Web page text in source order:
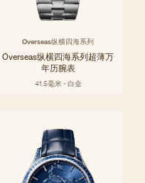
Overseas纵横四海系列
Overseas纵横四海系列超薄万
年历腕表
41.5毫米 - 白金